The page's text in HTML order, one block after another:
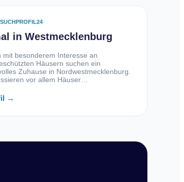
in Westmecklenburg
mit besonderem Interesse an
Häusern suchen ein
Zuhause in Nordwestmecklenburg.
vor allem Häuser…
→